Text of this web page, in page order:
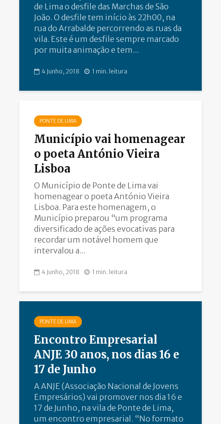
de Lima o desfile das Marchas de São
João. O desfile tem início às 22h00, na
rua do Arrabalde percorrendo as ruas da
vila. Este é um desfile sempre marcado
por muita animação e tem...
4 Junho, 2018 1 min. leitura
PONTE DE LIMA
Município vai homenagear
o poeta António Vieira
Lisboa
O Município de Ponte de Lima vai
homenagear o poeta António Vieira
Lisboa. Para este homenagem, o
Município preparou “um programa
diversificado de ações evocativas para
recordar um notável homem que
intervalou a...
4 Junho, 2018 1 min. leitura
PONTE DE LIMA
Encontro Empresarial
ANJE 30 anos, nos dias 16 e
17 de Junho
A ANJE (Associação Nacional de Jovens
Empresários) vai promover nos dia 16 e
17 de Junho, na vila de Ponte de Lima,
um encontro empresarial. “No formato